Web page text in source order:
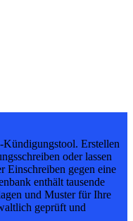
Erstellen
oder lassen
Einschreiben gegen eine
enthält tausende
und Muster für Ihre
geprüft und